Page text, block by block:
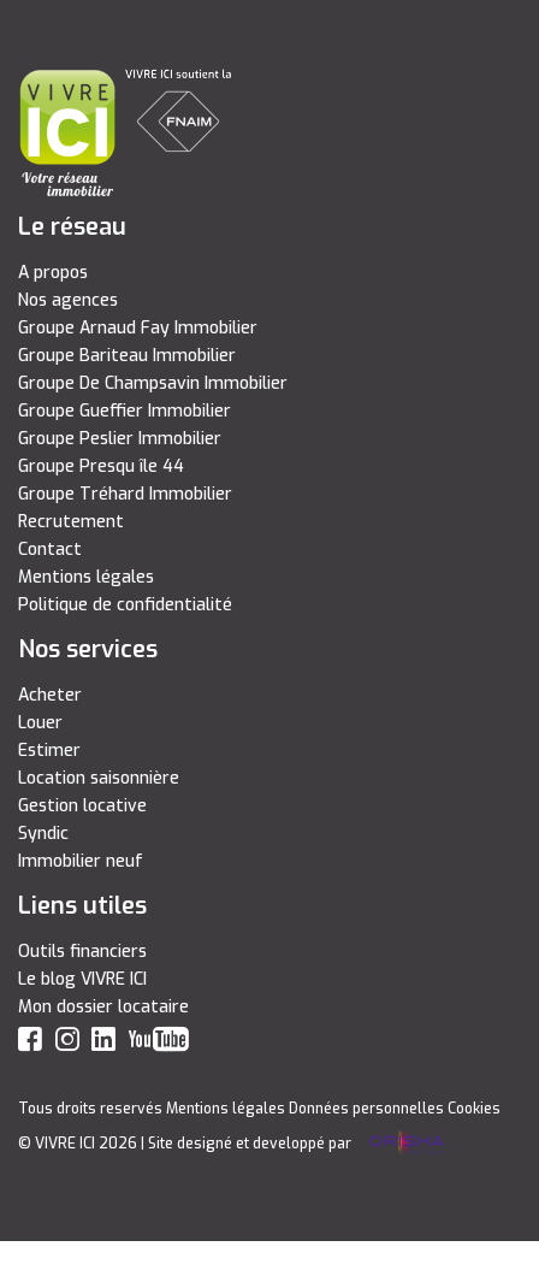
Le réseau
A propos
Nos agences
Groupe Arnaud Fay Immobilier
Groupe Bariteau Immobilier
Groupe De Champsavin Immobilier
Groupe Gueffier Immobilier
Groupe Peslier Immobilier
Groupe Presqu île 44
Groupe Tréhard Immobilier
Recrutement
Contact
Mentions légales
Politique de confidentialité
Nos services
Acheter
Louer
Estimer
Location saisonnière
Gestion locative
Syndic
Immobilier neuf
Liens utiles
Outils financiers
Le blog VIVRE ICI
Mon dossier locataire
Tous droits reservés Mentions légales Données personnelles Cookies
© VIVRE ICI 2026
| Site designé et developpé par